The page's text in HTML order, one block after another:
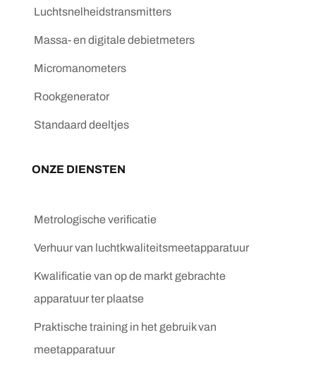
Luchtsnelheidstransmitters
Massa- en digitale debietmeters
Micromanometers
Rookgenerator
Standaard deeltjes
ONZE DIENSTEN
Metrologische verificatie
Verhuur van luchtkwaliteitsmeetapparatuur
Kwalificatie van op de markt gebrachte
apparatuur ter plaatse
Praktische training in het gebruik van
meetapparatuur